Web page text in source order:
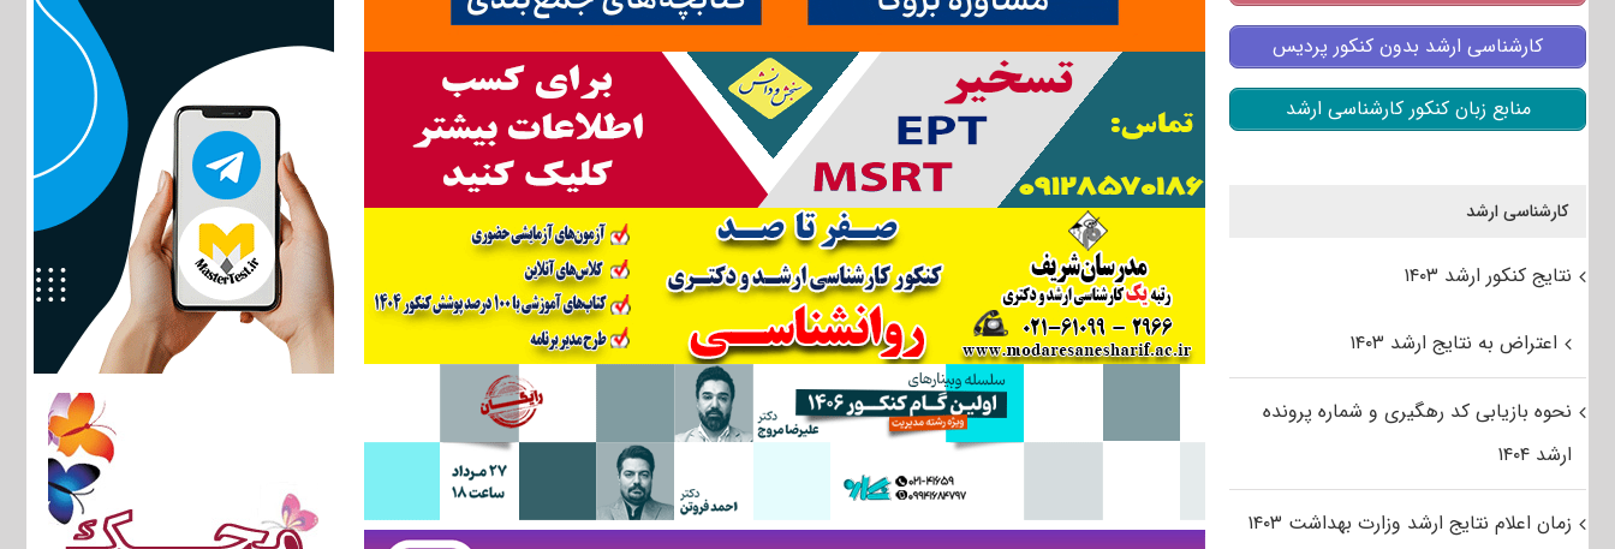
کارشناسی ارشد بدون کنکور پردیس
منابع زبان کنکور کارشناسی ارشد
کارشناسی ارشد
نتایج کنکور ارشد ۱۴۰۳
اعتراض به نتایج ارشد ۱۴۰۳
نحوه بازیابی کد رهگیری و شماره پرونده
ارشد ۱۴۰۴
زمان اعلام نتایج ارشد وزارت بهداشت ۱۴۰۳